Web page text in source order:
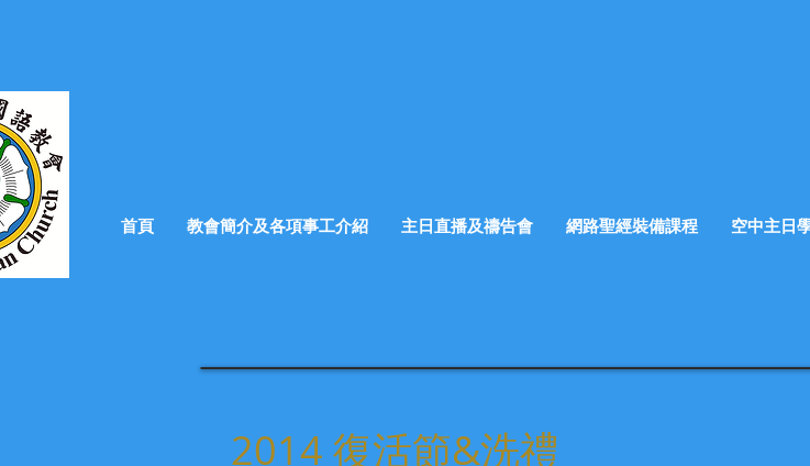
首頁 教會簡介及各項事工介紹 主日直播及禱告會 網路聖經裝備課程 空中主日
2014 復活節&洗禮